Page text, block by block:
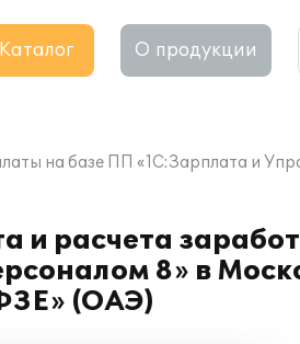
Каталог О продукции
на базе ПП «1С:Зарплата и
и расчета
8» в
(ОАЭ)